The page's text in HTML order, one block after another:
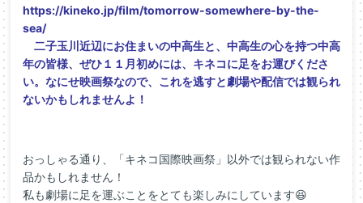
https://kineko.jp/film/tomorrow-somewhere-by-the-
sea/
二子玉川近辺にお住まいの中高生と、中高生の心を持つ中高
年の皆様、ぜひ１１月初めには、キネコに足をお運びくださ
い。なにせ映画祭なので、これを逃すと劇場や配信では観られ
ないかもしれませんよ！
おっしゃる通り、「キネコ国際映画祭」以外では観られない作
品かもしれません！
私も劇場に足を運ぶことをとても楽しみにしています😆